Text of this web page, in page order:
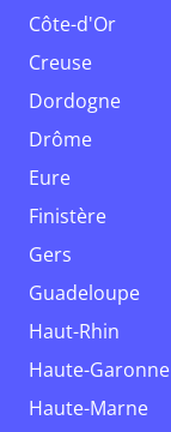
Côte-d'Or
Creuse
Dordogne
Drôme
Eure
Finistère
Gers
Guadeloupe
Haut-Rhin
Haute-Garonne
Haute-Marne